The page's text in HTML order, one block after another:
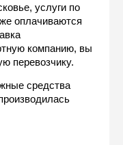
услуги по
оплачиваются
компанию, вы
перевозчику.
средства